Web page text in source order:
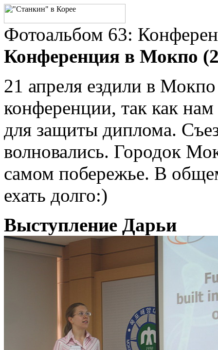
Фотоальбом 63:
Конференция в Мокпо
21 апреля ездили в
конференции, так как
для защиты диплома.
волновались. Городок
самом побережье. В
ехать долго:)
Выступление Дарьи